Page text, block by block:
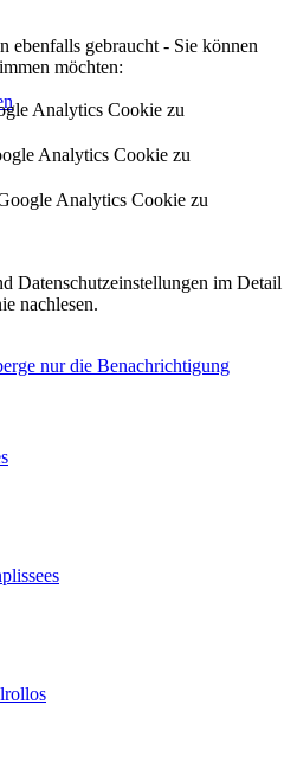
ebenfalls gebraucht - Sie können
möchten:
Analytics Cookie zu
Analytics Cookie zu
Analytics Cookie zu
Datenschutzeinstellungen im Detail
nachlesen.
nur die Benachrichtigung